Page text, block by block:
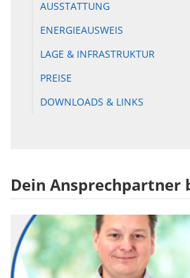
AUSSTATTUNG
ENERGIEAUSWEIS
LAGE & INFRASTRUKTUR
PREISE
DOWNLOADS & LINKS
Dein Ansprechpartner